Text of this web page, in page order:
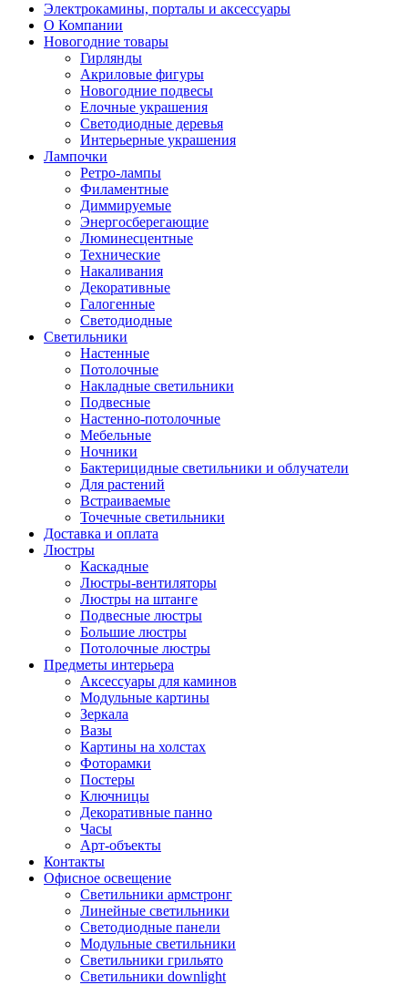
Электрокамины, порталы и аксессуары
О Компании
Новогодние товары
Гирлянды
Акриловые фигуры
Новогодние подвесы
Елочные украшения
Светодиодные деревья
Интерьерные украшения
Лампочки
Ретро-лампы
Филаментные
Диммируемые
Энергосберегающие
Люминесцентные
Технические
Накаливания
Декоративные
Галогенные
Светодиодные
Светильники
Настенные
Потолочные
Накладные светильники
Подвесные
Настенно-потолочные
Мебельные
Ночники
Бактерицидные светильники и облучатели
Для растений
Встраиваемые
Точечные светильники
Доставка и оплата
Люстры
Каскадные
Люстры-вентиляторы
Люстры на штанге
Подвесные люстры
Большие люстры
Потолочные люстры
Предметы интерьера
Аксессуары для каминов
Модульные картины
Зеркала
Вазы
Картины на холстах
Фоторамки
Постеры
Ключницы
Декоративные панно
Часы
Арт-объекты
Контакты
Офисное освещение
Светильники армстронг
Линейные светильники
Светодиодные панели
Модульные светильники
Светильники грильято
Светильники downlight